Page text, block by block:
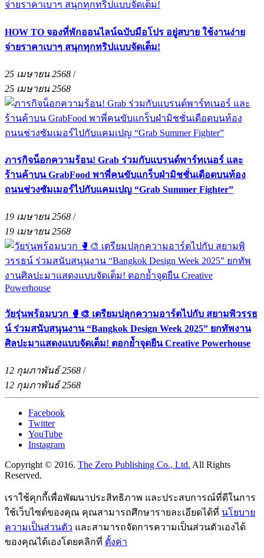
HOW TO จองที่พักออนไลน์ฉบับมือโปร อยู่สบาย ใช้งานง่าย
จ่ายราคาเบาๆ สนุกทุกทริปแบบจัดเต็ม!
25 เมษายน 2568 /
25 เมษายน 2568
ภารกิจน็อกความร้อน! Grab ร่วมกับแบรนด์พาร์ทเนอร์ และ
ร้านค้าบน GrabFood พาพี่คนขับแกร็บฝ่ามิชชั่นเดือดบนท้อง
ถนนช่วงซัมเมอร์ไปกับแคมเปญ “Grab Summer Fighter”
19 เมษายน 2568 /
19 เมษายน 2568
วัยรุ่นพร้อมบวก 🥊🎨 เตรียมปลุกความอาร์ตไปกับ สยามพิวรรธ
น์ ร่วมสนับสนุนงาน “Bangkok Design Week 2025” ยกทัพงาน
ศิลปะมาแสดงแบบจัดเต็ม! ตอกย้ำจุดยืน Creative Powerhouse
12 กุมภาพันธ์ 2568 /
12 กุมภาพันธ์ 2568
Facebook
Twitter
YouTube
Instagram
Copyright © 2016. The Zero Publishing Co., Ltd. All Rights
Reserved.
เราใช้คุกกี้เพื่อพัฒนาประสิทธิภาพ และประสบการณ์ที่ดีในการ
ใช้เว็บไซต์ของคุณ คุณสามารถศึกษารายละเอียดได้ที่ นโยบาย
ความเป็นส่วนตัว และสามารถจัดการความเป็นส่วนตัวเองได้
ของคุณได้เองโดยคลิกที่ ตั้งค่า